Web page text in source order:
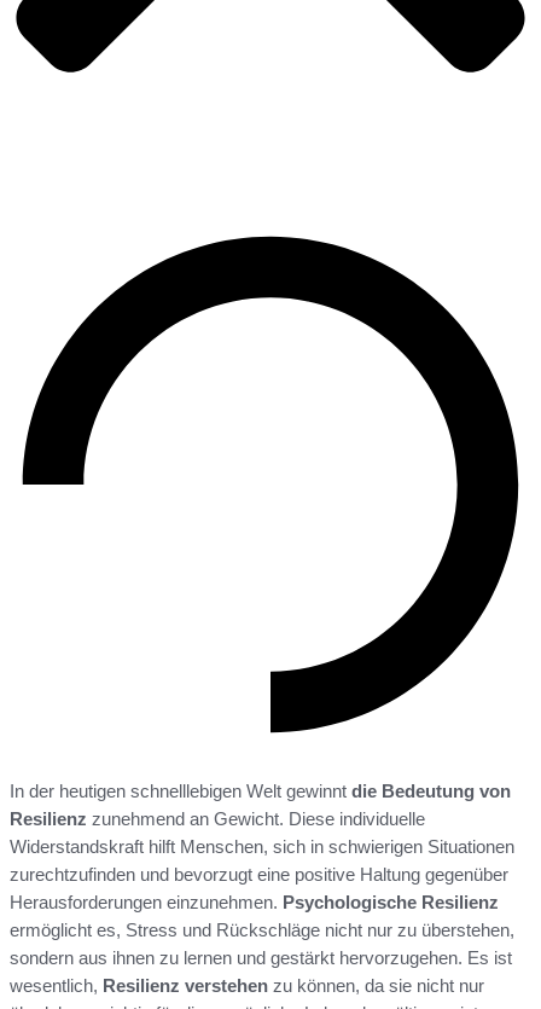
In der heutigen schnelllebigen Welt gewinnt die Bedeutung von
Resilienz zunehmend an Gewicht. Diese individuelle
Widerstandskraft hilft Menschen, sich in schwierigen Situationen
zurechtzufinden und bevorzugt eine positive Haltung gegenüber
Herausforderungen einzunehmen. Psychologische Resilienz
ermöglicht es, Stress und Rückschläge nicht nur zu überstehen,
sondern aus ihnen zu lernen und gestärkt hervorzugehen. Es ist
wesentlich, Resilienz verstehen zu können, da sie nicht nur